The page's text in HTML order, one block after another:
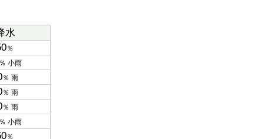
水
％
小雨
％ 雨
％ 雨
％ 雨
小雨
％